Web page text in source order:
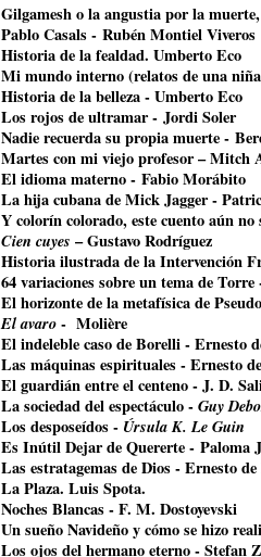
Gilgamesh o la angustia por la
Pablo Casals - Rubén Montiel Viveros
Historia de la fealdad. Umberto Eco
Mi mundo interno (relatos de una
Historia de la belleza - Umberto Eco
Los rojos de ultramar - Jordi Soler
Nadie recuerda su propia muerte -
Martes con mi viejo profesor – Mitch
El idioma materno - Fabio Morábito
La hija cubana de Mick Jagger-
Y colorín colorado, este cuento aún
Cien cuyes – Gustavo Rodríguez
Historia ilustrada de la Intervención
64 variaciones sobre un tema de
El horizonte de la metafísica de
El avaro- Molière
El indeleble caso de Borelli - Ernesto
Las máquinas espirituales - Ernesto
El guardián entre el centeno - J. D.
La sociedad del espectáculo -Guy
Los desposeídos - Úrsula K. Le Guin
Es Inútil Dejar de Quererte - Paloma
Las estratagemas de Dios - Ernesto de
La Plaza. Luis Spota.
Noches Blancas - F. M. Dostoyevski
Un sueño Navideño y cómo se hizo
Los ojos del hermano eterno - Stefan